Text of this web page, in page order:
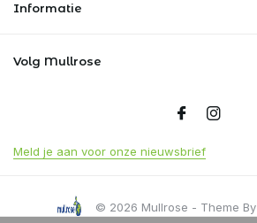
Informatie
Volg Mullrose
Meld je aan voor onze nieuwsbrief
© 2026 Mullrose - Theme By